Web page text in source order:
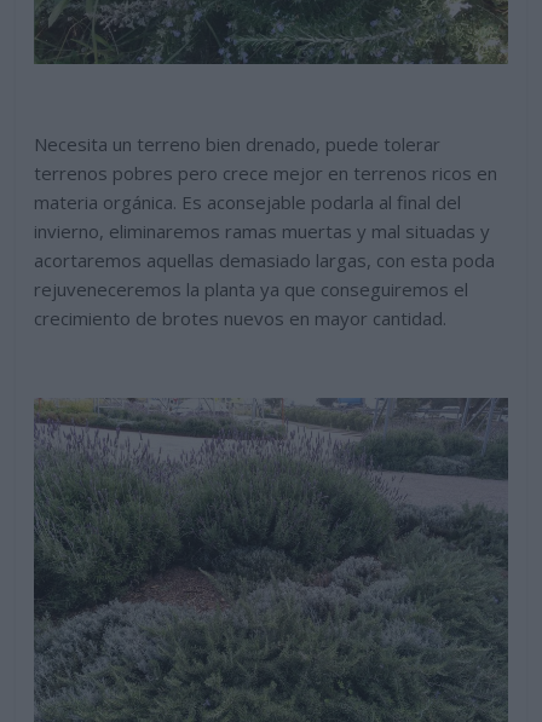
Necesita un terreno bien drenado, puede tolerar
terrenos pobres pero crece mejor en terrenos ricos en
materia orgánica. Es aconsejable podarla al final del
invierno, eliminaremos ramas muertas y mal situadas y
acortaremos aquellas demasiado largas, con esta poda
rejuveneceremos la planta ya que conseguiremos el
crecimiento de brotes nuevos en mayor cantidad.